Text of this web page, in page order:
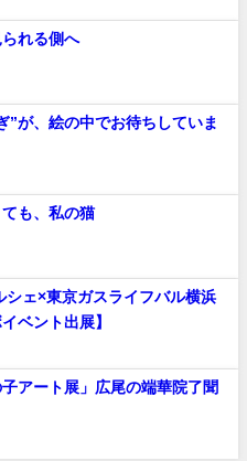
れる側へ
”が、絵の中でお待ちしていま
も、私の猫
シェ×東京ガスライフバル横浜
ベント出展】
アート展」広尾の端華院了聞